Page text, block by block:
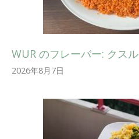
WUR のフレーバー: クスル
2026年8月7日